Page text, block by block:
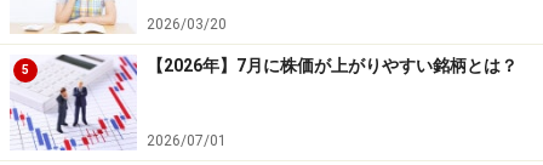
＜9012＞秩父鉄道
＜4926＞シーボン
1月の投資戦略を考える上で、これらの勝率の高い銘柄
に注目してみてはいかがでしょうか。
2026/03/20
5 【2026年】7月に株価が上がりやすい銘柄とは？
2026/07/01